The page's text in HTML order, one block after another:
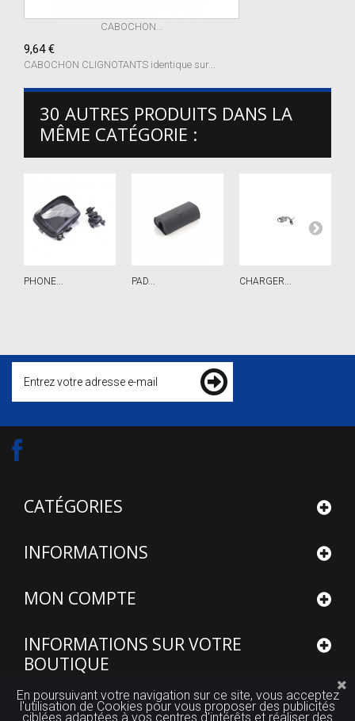
CABOCHON...
9,64 €
CABOCHON CLIGNOTANTS identique sur...
30 AUTRES PRODUITS DANS LA
MÊME CATÉGORIE :
PHONE... PAD... CHARGER...
CATÉGORIES
INFORMATIONS
MON COMPTE
INFORMATIONS SUR VOTRE
BOUTIQUE
En poursuivant votre navigation sur ce site, vous acceptez
l'utilisation de Cookies pour vous proposer des publicités
ciblées adaptées à vos centres d'intérêts et réaliser des